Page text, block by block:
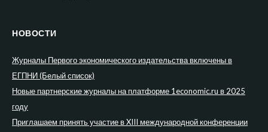
НОВОСТИ
Журналы Первого экономического издательства включены в
ЕГПНИ (Белый список)
Новые партнерские журналы на платформе 1economic.ru в 2025
году
Приглашаем принять участие в XIII международной конференции